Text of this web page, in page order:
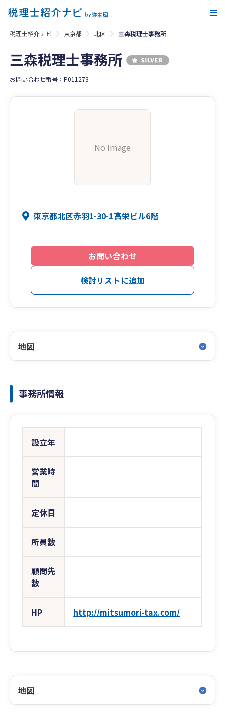
税理士紹介ナビ 東京都 北区 三森税理士事務所
三森税理士事務所
お問い合わせ番号：P011273
No Image
東京都北区赤羽1-30-1高栄ビル6階
お問い合わせ
検討リストに追加
地図
事務所情報
設立年
営業時
間
定休日
所員数
顧問先
数
HP http://mitsumori-tax.com/
地図